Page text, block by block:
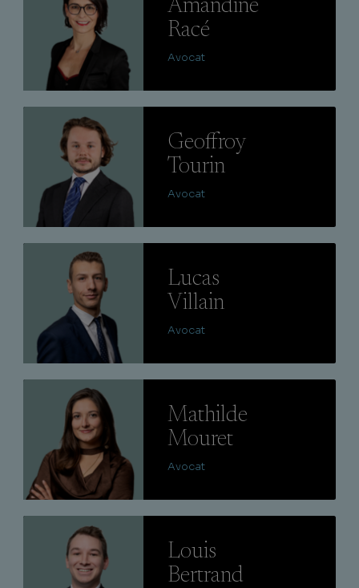
Amandine
Racé
Avocat
Geoffroy
Tourin
Avocat
Lucas
Villain
Avocat
Mathilde
Mouret
Avocat
Louis
Bertrand